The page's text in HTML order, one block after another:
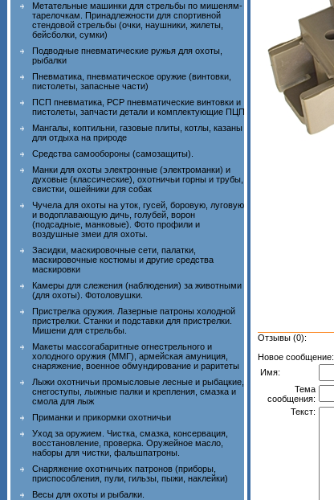
Метательные машинки для стрельбы по мишеням-
тарелочкам. Принадлежности для спортивной
стендовой стрельбы (очки, наушники, жилеты,
бейсболки, сумки)
Подводные пневматические ружья для охоты,
рыбалки
Пневматика, пневматическое оружие (винтовки,
пистолеты, запасные части)
ПСП пневматика, PCP пневматические винтовки и
пистолеты, запчасти детали и комплектующие ПЦП
Мангалы, коптильни, газовые плиты, котлы, казаны
для отдыха на природе
Средства самообороны (самозащиты).
Манки для охоты электронные (электроманки) и
духовые (классические), охотничьи горны и трубы,
свистки, ошейники для собак
Чучела для охоты на уток, гусей, боровую, луговую
и водоплавающую дичь, голубей, ворон
(подсадные, манковые). Фото профили и
воздушные змеи для охоты.
Засидки, маскировочные сети, палатки,
маскировочные костюмы и другие средства
маскировки
Камеры для слежения (наблюдения) за животными
(для охоты). Фотоловушки.
Пристрелка оружия. Лазерные патроны холодной
пристрелки. Станки и подставки для пристрелки.
Мишени для стрельбы.
Макеты массогабаритные огнестрельного и
холодного оружия (ММГ), армейская амуниция,
снаряжение, военное обмундирование и раритеты
Лыжи охотничьи промысловые лесные и рыбацкие,
снегоступы, лыжные палки и крепления, смазка и
смола для лыж
Приманки и прикормки охотничьи
Уход за оружием. Чистка, смазка, консервация,
восстановление, проверка. Оружейное масло,
наборы для чистки, фальшпатроны.
Снаряжение охотничьих патронов (приборы,
приспособления, пули, гильзы, пыжи, наклейки)
Весы для охоты и рыбалки.
Отзывы (0):
Новое сообщение:
Имя:
Тема
сообщения:
Текст: